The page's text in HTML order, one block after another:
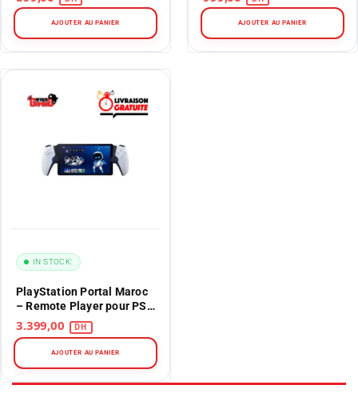
AJOUTER AU PANIER AJOUTER AU PANIER
PlayStation Portal Maroc
– Remote Player pour PS5
– Écran 8″ LCD
IN STOCK:
AJOUTER AU PANIER